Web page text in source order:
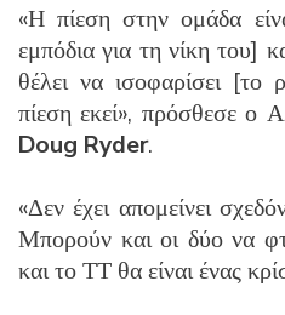
«Η πίεση στην ομάδα
εμπόδια για τη νίκη του]
θέλει να ισοφαρίσει [το
πίεση εκεί», πρόσθεσε
Doug Ryder.
«Δεν έχει απομείνει
Μπορούν και οι δύο να
και το ΤΤ θα είναι ένας